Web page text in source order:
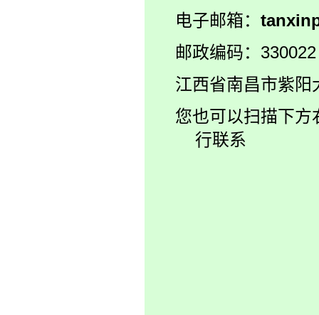
电子邮箱：
邮政编码：330022
江西省南昌市紫阳
您也可以扫描下方
行联系